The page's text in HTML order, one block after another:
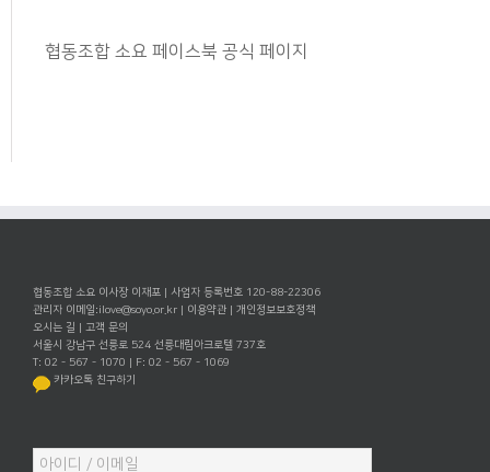
협동조합 소요 페이스북 공식 페이지
협동조합 소요 이사장 이재포 | 사업자 등록번호 120-88-22306
관리자 이메일:ilove@soyo.or.kr | 이용약관 | 개인정보보호정책
오시는 길 | 고객 문의
서울시 강남구 선릉로 524 선릉대림아크로텔 737호
T: 02 - 567 - 1070 | F: 02 - 567 - 1069
카카오톡 친구하기